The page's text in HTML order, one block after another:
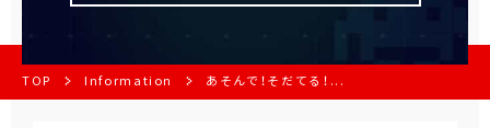
TOP Information あそんで！そだてる！...